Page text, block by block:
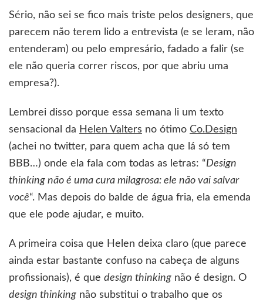
Sério, não sei se fico mais triste pelos designers, que
parecem não terem lido a entrevista (e se leram, não
entenderam) ou pelo empresário, fadado a falir (se
ele não queria correr riscos, por que abriu uma
empresa?).
Lembrei disso porque essa semana li um texto
sensacional da Helen Valters no ótimo Co.Design
(achei no twitter, para quem acha que lá só tem
BBB…) onde ela fala com todas as letras: “Design
thinking não é uma cura milagrosa: ele não vai salvar
você“. Mas depois do balde de água fria, ela emenda
que ele pode ajudar, e muito.
A primeira coisa que Helen deixa claro (que parece
ainda estar bastante confuso na cabeça de alguns
profissionais), é que design thinking não é design. O
design thinking não substitui o trabalho que os